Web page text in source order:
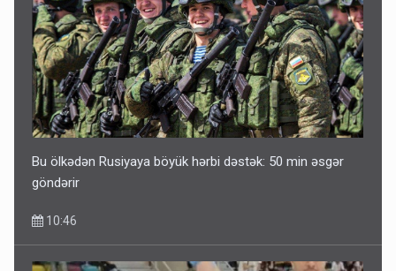
Bu ölkədən Rusiyaya böyük hərbi dəstək: 50 min əsgər
göndərir
10:46